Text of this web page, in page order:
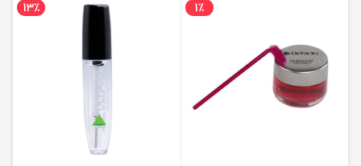
1٪ 13٪